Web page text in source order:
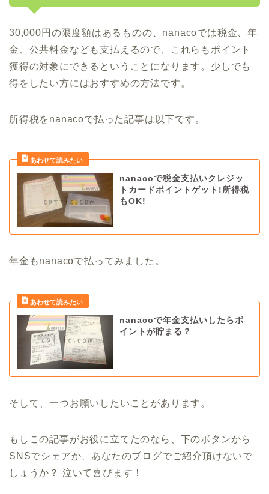
30,000円の限度額はあるものの、nanacoでは税金、年
金、公共料金なども支払えるので、これらもポイント
獲得の対象にできるということになります。少しでも
得をしたい方にはおすすめの方法です。
所得税をnanacoで払った記事は以下です。
nanacoで税金支払いクレジッ
トカードポイントゲット!所得税
もOK!
年金もnanacoで払ってみました。
nanacoで年金支払いしたらポ
イントが貯まる？
そして、一つお願いしたいことがあります。
もしこの記事がお役に立てたのなら、下のボタンから
SNSでシェアか、あなたのブログでご紹介頂けないで
しょうか？ 泣いて喜びます！